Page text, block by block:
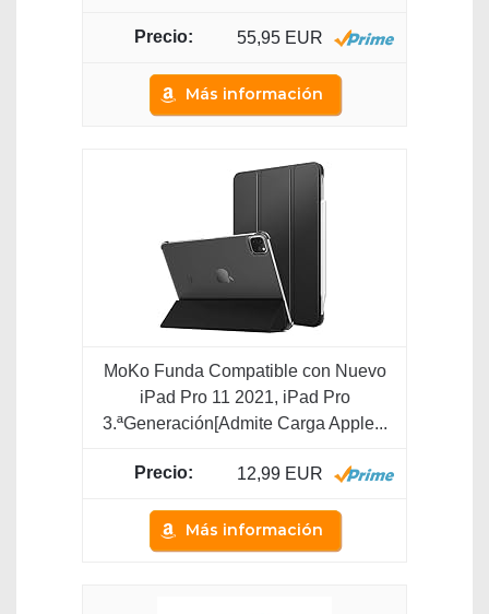
55,95 EUR
Más información
MoKo Funda Compatible con Nuevo
iPad Pro 11 2021, iPad Pro
3.ªGeneración[Admite Carga Apple...
12,99 EUR
Más información